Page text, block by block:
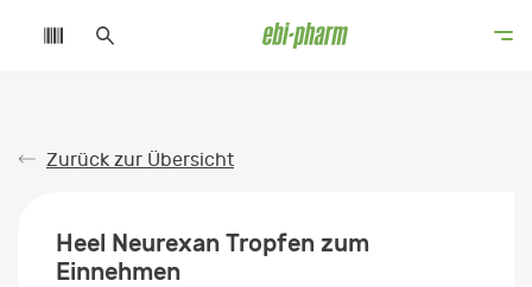
Zurück zur Übersicht
Heel Neurexan Tropfen zum
Einnehmen